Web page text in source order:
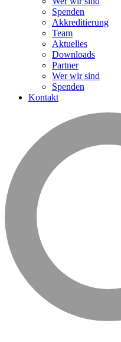
Spenden
Akkreditierung
Team
Aktuelles
Downloads
Partner
Wer wir sind
Spenden
Kontakt